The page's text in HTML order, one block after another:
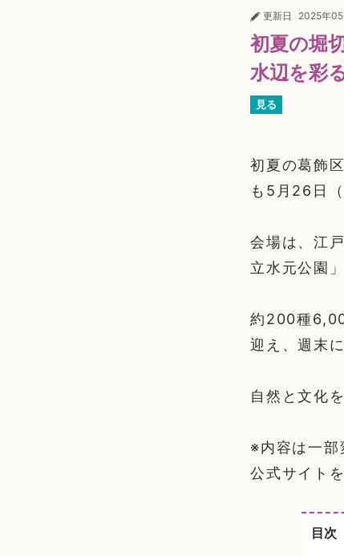
更新日 2025年05
初夏の堀
水辺を彩
見る
初夏の葛飾
も5月26日
会場は、江
立水元公園
約200種
迎え、週末
自然と文化
※内容は一部
公式サイト
目次